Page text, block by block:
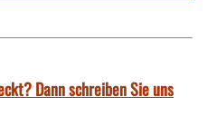
Dann schreiben Sie uns